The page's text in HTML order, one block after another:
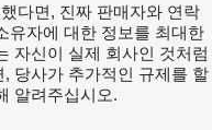
다면, 진짜 판매자와 연락
유자에 대한 정보를 최대한
자신이 실제 회사인 것처럼
당사가 추가적인 규제를 할
알려주십시오.